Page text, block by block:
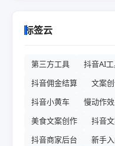
标签云
第三方工具 抖音AI
抖音佣金结算
文案
抖音小黄车
慢动作
美食文案创作
抖音
抖音商家后台
新手